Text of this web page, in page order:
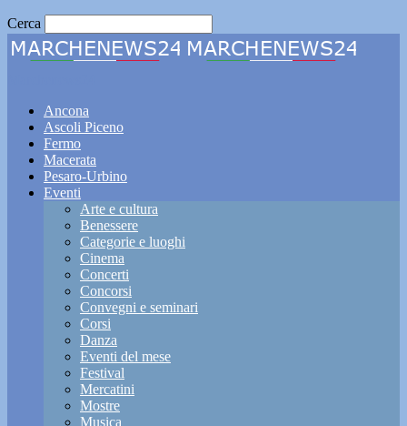
Cerca
Ancona
Ascoli Piceno
Fermo
Macerata
Pesaro-Urbino
Eventi
Arte e cultura
Benessere
Categorie e luoghi
Cinema
Concerti
Concorsi
Convegni e seminari
Corsi
Danza
Eventi del mese
Festival
Mercatini
Mostre
Musica